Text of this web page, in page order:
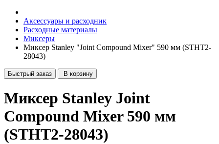
Аксессуары и расходник
Расходные материалы
Миксеры
Миксер Stanley "Joint Compound Mixer" 590 мм (STHT2-
28043)
Быстрый заказ В корзину
Миксер Stanley Joint
Compound Mixer 590 мм
(STHT2-28043)